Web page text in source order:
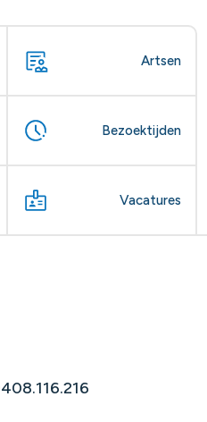
Artsen
Bezoektijden
Vacatures